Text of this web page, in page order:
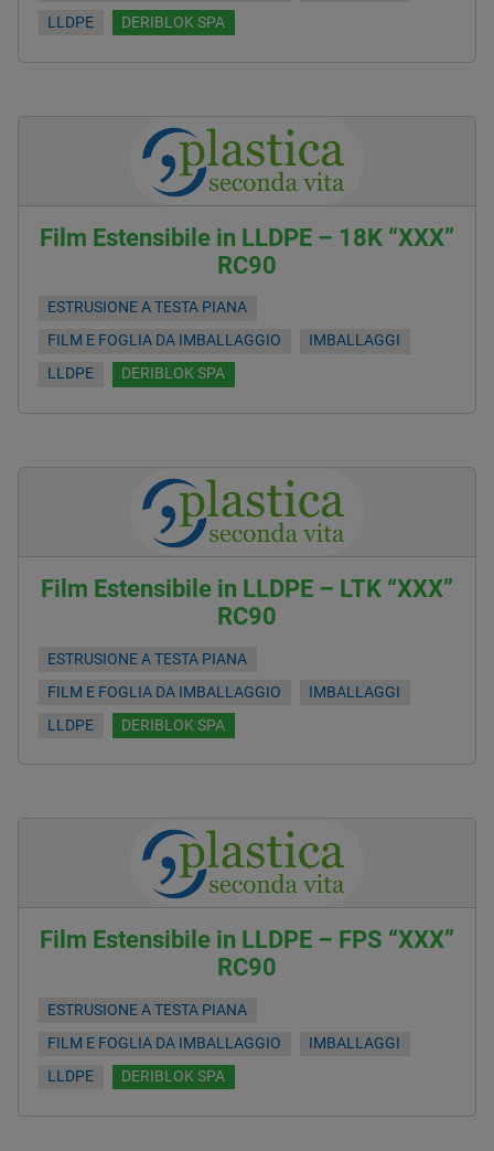
LLDPE
DERIBLOK SPA
Film Estensibile in LLDPE – 18K “XXX”
RC90
ESTRUSIONE A TESTA PIANA
FILM E FOGLIA DA IMBALLAGGIO
IMBALLAGGI
LLDPE
DERIBLOK SPA
Film Estensibile in LLDPE – LTK “XXX”
RC90
ESTRUSIONE A TESTA PIANA
FILM E FOGLIA DA IMBALLAGGIO
IMBALLAGGI
LLDPE
DERIBLOK SPA
Film Estensibile in LLDPE – FPS “XXX”
RC90
ESTRUSIONE A TESTA PIANA
FILM E FOGLIA DA IMBALLAGGIO
IMBALLAGGI
LLDPE
DERIBLOK SPA